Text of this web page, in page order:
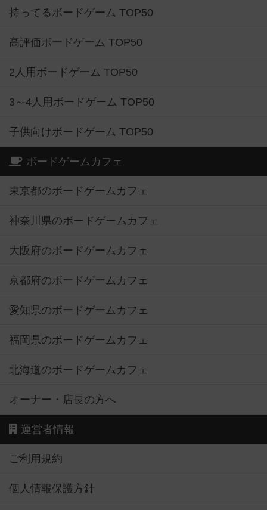
持ってるボードゲーム TOP50
高評価ボードゲーム TOP50
2人用ボードゲーム TOP50
3～4人用ボードゲーム TOP50
子供向けボードゲーム TOP50
ボードゲームカフェ
東京都のボードゲームカフェ
神奈川県のボードゲームカフェ
大阪府のボードゲームカフェ
京都府のボードゲームカフェ
愛知県のボードゲームカフェ
福岡県のボードゲームカフェ
北海道のボードゲームカフェ
オーナー・店長の方へ
運営者情報
ご利用規約
個人情報保護方針